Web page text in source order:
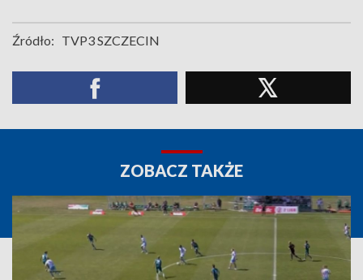
Źródło: TVP3 SZCZECIN
ZOBACZ TAKŻE